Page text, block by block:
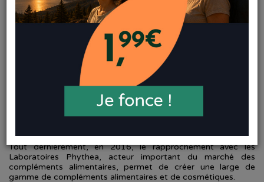
Implanté au coeur des volcans d'Auvergne, le groupe Noreva a
été créé en 2002 par Yves-Noël Lepoutre.
En 16 ans, au fil des années, cet homme passionné par la
dermatologie, la cosmétique, les plantes et leurs vertus,
parviendra à réunir dans son groupe 6 marques. Toutes sont
animées par la même exigence : l'innovation, offrir au monde
de la santé et de la beauté de réelles avancées.
le groupe Noreva et fusionnent avec les Laboratoires Nutreov
Tout dernièrement, en 2016, le rapprochement avec les
Laboratoires Phythea, acteur important du marché des
compléments alimentaires, permet de créer une large de
gamme de compléments alimentaires et de cosmétiques.